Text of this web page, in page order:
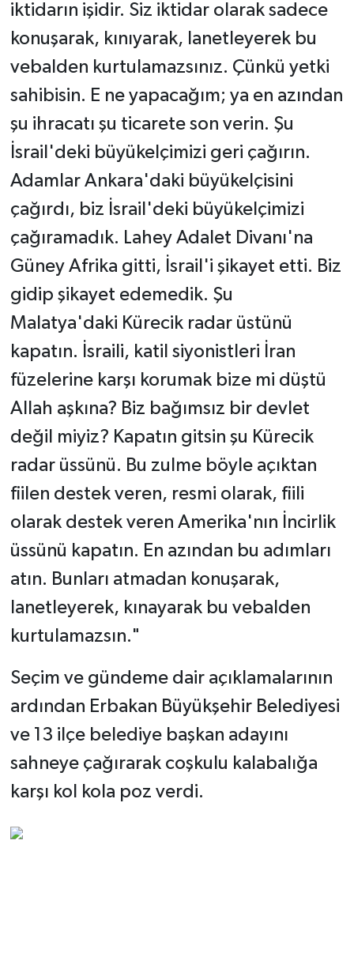
iktidarın işidir. Siz iktidar olarak sadece
konuşarak, kınıyarak, lanetleyerek bu
vebalden kurtulamazsınız. Çünkü yetki
sahibisin. E ne yapacağım; ya en azından
şu ihracatı şu ticarete son verin. Şu
İsrail'deki büyükelçimizi geri çağırın.
Adamlar Ankara'daki büyükelçisini
çağırdı, biz İsrail'deki büyükelçimizi
çağıramadık. Lahey Adalet Divanı'na
Güney Afrika gitti, İsrail'i şikayet etti. Biz
gidip şikayet edemedik. Şu
Malatya'daki Kürecik radar üstünü
kapatın. İsraili, katil siyonistleri İran
füzelerine karşı korumak bize mi düştü
Allah aşkına? Biz bağımsız bir devlet
değil miyiz? Kapatın gitsin şu Kürecik
radar üssünü. Bu zulme böyle açıktan
fiilen destek veren, resmi olarak, fiili
olarak destek veren Amerika'nın İncirlik
üssünü kapatın. En azından bu adımları
atın. Bunları atmadan konuşarak,
lanetleyerek, kınayarak bu vebalden
kurtulamazsın."
Seçim ve gündeme dair açıklamalarının
ardından Erbakan Büyükşehir Belediyesi
ve 13 ilçe belediye başkan adayını
sahneye çağırarak coşkulu kalabalığa
karşı kol kola poz verdi.